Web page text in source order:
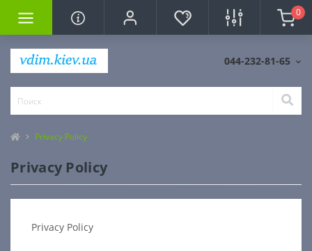
0
044-232-81-65
Privacy Policy
Privacy Policy
Privacy Policy